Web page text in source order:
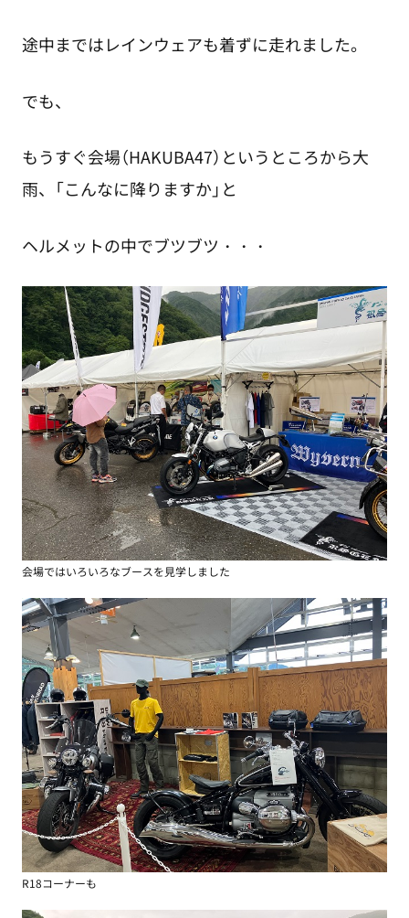
途中まではレインウェアも着ずに走れました。
でも、
もうすぐ会場（HAKUBA47）というところから大
雨、「こんなに降りますか」と
ヘルメットの中でブツブツ・・・
会場ではいろいろなブースを見学しました
R18コーナーも